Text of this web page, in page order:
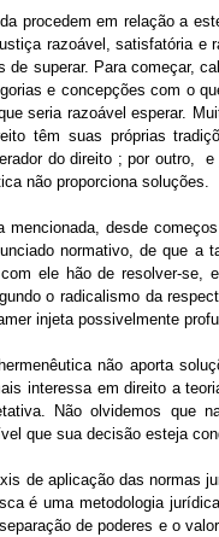
procedem em relação a
razoável, satisfatória
superar. Para começar,
e concepções com o
seria razoável esperar.
têm suas próprias
do direito ; por outro,
e
não proporciona soluções.
desde
normativo, de que a
ele hão de resolver-se,
o radicalismo da
injeta possivelmente
não aporta
interessa em direito a
Não olvidemos
que sua decisão esteja
de aplicação das normas
é uma metodologia
de poderes e o